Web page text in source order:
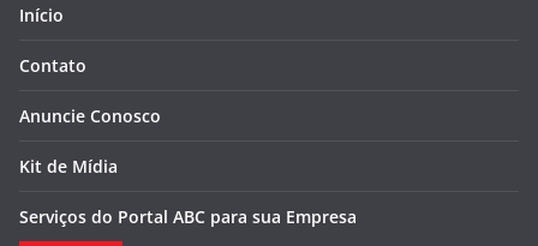
Início
Contato
Anuncie Conosco
Kit de Mídia
Serviços do Portal ABC para sua Empresa